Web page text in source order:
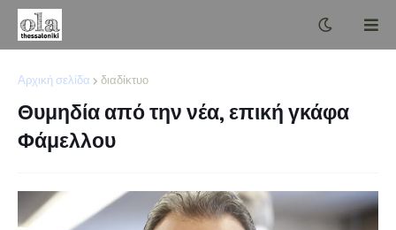
Αρχική σελίδα διαδίκτυο
Θυμηδία από την νέα, επική γκάφα
Φάμελλου